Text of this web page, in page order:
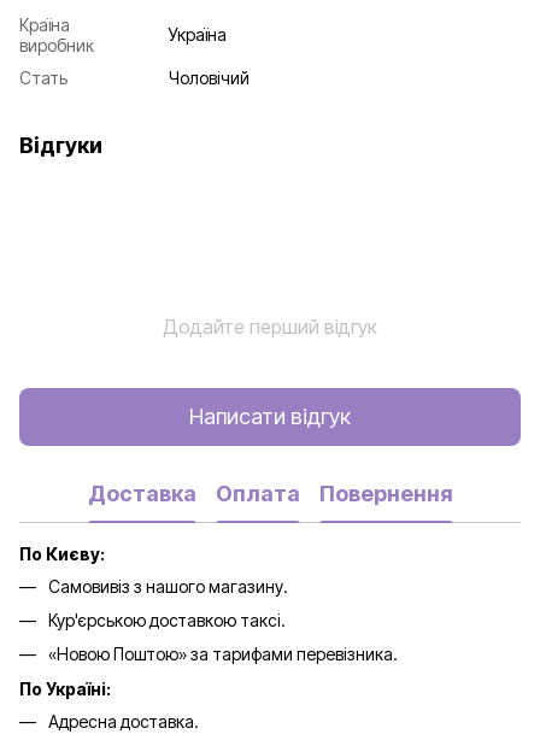
Країна
виробник
Україна
Стать Чоловічий
Відгуки
Додайте перший відгук
Написати відгук
Доставка Оплата Повернення
По Києву:
Самовивіз з нашого магазину.
Кур'єрською доставкою таксі.
«Новою Поштою» за тарифами перевізника.
По Україні:
Адресна доставка.